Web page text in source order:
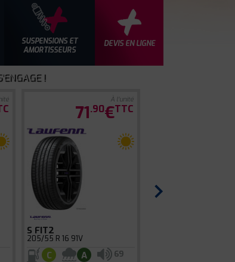
SUSPENSIONS ET
AMORTISSEURS
DEVIS EN LIGNE
!
À l'unité
71.90€TTC
S FIT2
205/55 R 16 91V
C A
69
›